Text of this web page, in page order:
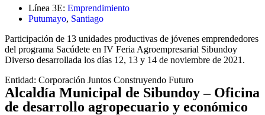
Línea 3E: Emprendimiento
Putumayo, Santiago
Participación de 13 unidades productivas de jóvenes emprendedores
del programa Sacúdete en IV Feria Agroempresarial Sibundoy
Diverso desarrollada los días 12, 13 y 14 de noviembre de 2021.
Entidad: Corporación Juntos Construyendo Futuro
Alcaldía Municipal de Sibundoy – Oficina
de desarrollo agropecuario y económico